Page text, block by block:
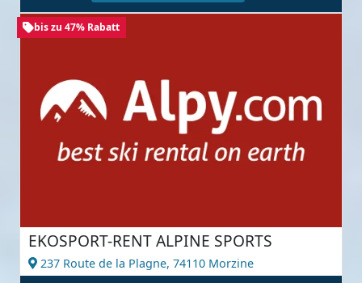
bis zu 47% Rabatt
EKOSPORT-RENT ALPINE SPORTS
237 Route de la Plagne, 74110 Morzine